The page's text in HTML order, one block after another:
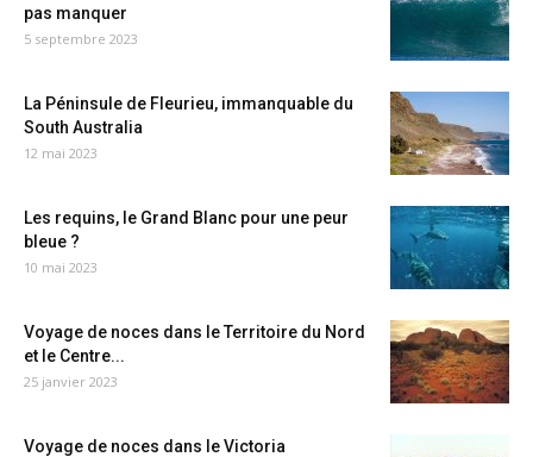
pas manquer
5 septembre 2023
La Péninsule de Fleurieu, immanquable du
South Australia
12 mai 2023
Les requins, le Grand Blanc pour une peur
bleue ?
10 mai 2023
Voyage de noces dans le Territoire du Nord
et le Centre...
25 janvier 2023
Voyage de noces dans le Victoria